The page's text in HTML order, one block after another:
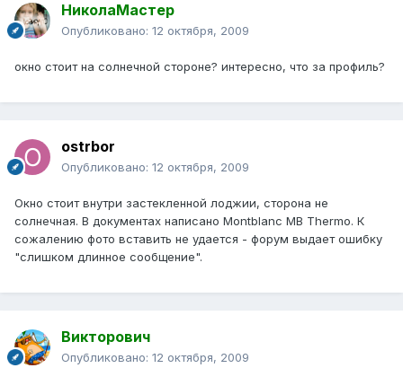
НиколаМастер
Опубликовано: 12 октября, 2009
окно стоит на солнечной стороне? интересно, что за профиль?
ostrbor
Опубликовано: 12 октября, 2009
Окно стоит внутри застекленной лоджии, сторона не
солнечная. В документах написано Montblanc MB Thermo. К
сожалению фото вставить не удается - форум выдает ошибку
"слишком длинное сообщение".
Викторович
Опубликовано: 12 октября, 2009